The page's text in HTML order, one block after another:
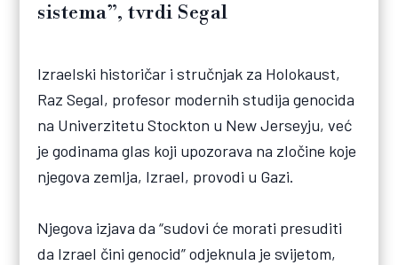
sistema”, tvrdi Segal
Izraelski historičar i stručnjak za Holokaust,
Raz Segal, profesor modernih studija genocida
na Univerzitetu Stockton u New Jerseyju, već
je godinama glas koji upozorava na zločine koje
njegova zemlja, Izrael, provodi u Gazi.
Njegova izjava da “sudovi će morati presuditi
da Izrael čini genocid” odjeknula je svijetom,